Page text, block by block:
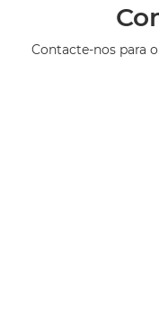
Contacte-nos para